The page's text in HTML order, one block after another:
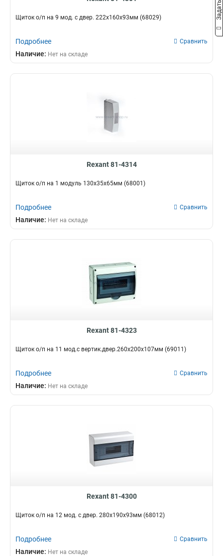
Щиток о/п на 9 мод. с двер. 222х160х93мм (68029)
Подробнее Сравнить
Наличие: Нет на складе
Rexant 81-4314
Щиток о/п на 1 модуль 130х35х65мм (68001)
Подробнее Сравнить
Наличие: Нет на складе
Rexant 81-4323
Щиток о/п на 11 мод.с вертик.двер.260х200х107мм (69011)
Подробнее Сравнить
Наличие: Нет на складе
Rexant 81-4300
Щиток о/п на 12 мод. с двер. 280х190х93мм (68012)
Подробнее Сравнить
Наличие: Нет на складе